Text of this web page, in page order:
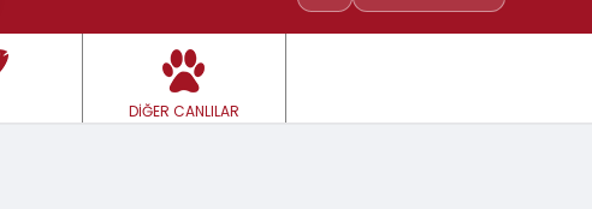
DİĞER CANLILAR